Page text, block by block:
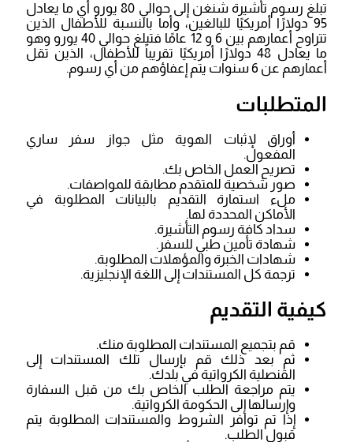
تبلغ رسوم تأشيرة شنغن إلى حوالي 80 يورو أي ما يعادل
95 دولارًا أمريكيًا للبالغين، وأما بالنسبة للأطفال الذين
تتراوح أعمارهم بين 6 و 12 عامًا فتبلغ حوالي 40 يورو وهو
ما يعادل 48 دولارًا أمريكيًا تقريباً للأطفال، الذين تقل
أعمارهم عن 6 سنوات يتم إعفاؤهم من أي رسوم.
المتطلبات
أوراق لإثبات الهوية مثل جواز سفر ساري
المفعول.
تصريح العمل الخاص بك.
صور شخصية للمتقدم مطابقة للمواصفات.
ملء استمارة التقديم بالبيانات المطلوبة في
الأماكن المحددة لها.
سداد كافة رسوم التأشيرة.
شهادة تأمين طبي للسفر.
شهادات الخبرة والمؤهلات المطلوبة.
ترجمة كل المستندات إلى اللغة الإنجليزية.
كيفية التقديم
قم بتجميع المستندات المطلوبة منك.
ثم بعد ذلك قم بإرسال تلك المستندات إلى
القنصلية الكرواتية في بلدك.
يتم مراجعة الطلب الخاص بك من قبل السفارة
وإرسالها إلى الحكومة الكرواتية.
إذا تم توافر الشروط والمستندات المطلوبة يتم
قبول الطلب.